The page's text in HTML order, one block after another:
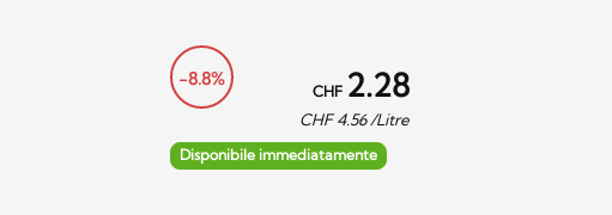
-8.8%
CHF 2.28
CHF4.56/Litre
Disponibile immediatamente